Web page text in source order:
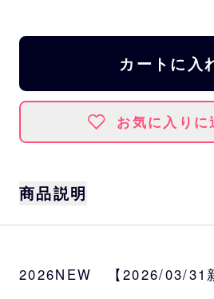
カートに入
お気に入りに
商品説明
軽く薄いタオル生地を使用
2026NEW 【2026/03/31